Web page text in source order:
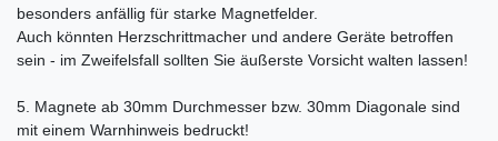
besonders anfällig für starke Magnetfelder.
Auch könnten Herzschrittmacher und andere Geräte betroffen
sein - im Zweifelsfall sollten Sie äußerste Vorsicht walten lassen!
5. Magnete ab 30mm Durchmesser bzw. 30mm Diagonale sind
mit einem Warnhinweis bedruckt!